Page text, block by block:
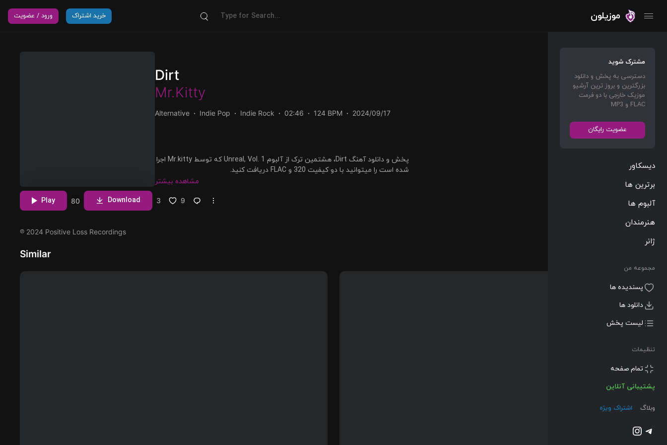
موزیلون خرید اشتراک ورود / عضویت
مشترک شوید
دسترسی به پخش و دانلود
بزرگترین و بروز ترین آرشیو
موزیک خارجی با دو فرمت
FLAC و MP3
عضویت رایگان
دیسکاور
برترین ها
آلبوم ها
هنرمندان
ژانر
مجموعه من
پسندیده ها
دانلود ها
لیست پخش
تنظیمات
تمام صفحه
پشتیبانی آنلاین
وبلاگ اشتراک ویژه
تلگراماینستاگرم
Dirt
Mr.Kitty
Alternative Indie Pop Indie Rock 02:46 124 BPM 2024/09/17
پخش و دانلود آهنگ Dirt، هشتمین ترک از آلبوم Unreal, Vol. 1 که توسط Mr.kitty اجرا
شده است را میتوانید با دو کیفیت 320 و FLAC دریافت کنید.
مشاهده بیشتر
Play 80 Download 3 9
℗ 2024 Positive Loss Recordings
Similar